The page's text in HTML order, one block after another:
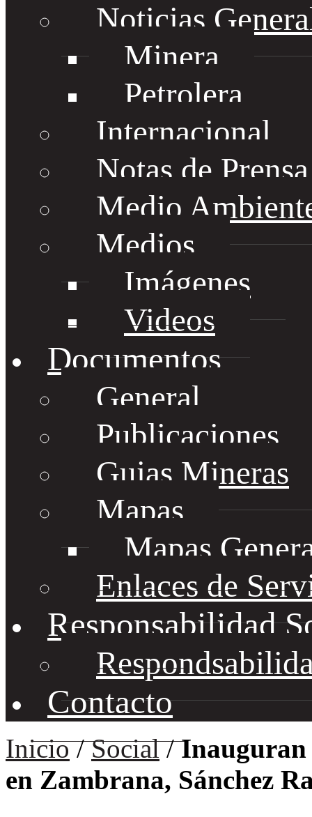
Noticias
Minera
Petrolera
Internacional
Notas de
Medio
Medios
Imágenes
Videos
Documentos
General
Publicaciones
Guias Mineras
Mapas
Mapas
Enlaces de
Responsabilidad
Contacto
Inicio/Social/Inauguran
en Zambrana, Sánchez